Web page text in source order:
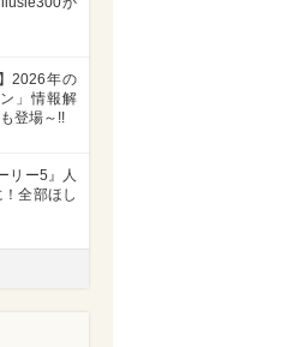
2026年の
」情報解
登場～!!
リー5』人
全部ほし